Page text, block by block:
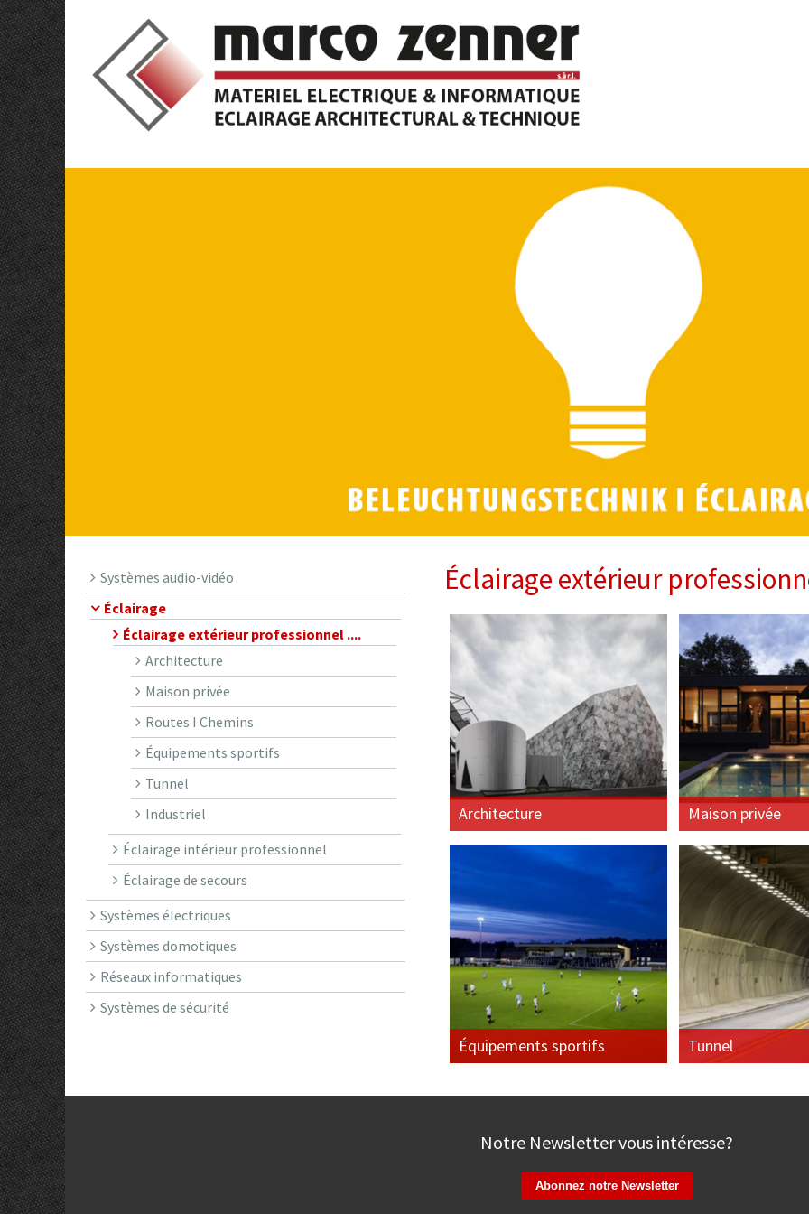
Systèmes audio-vidéo
Éclairage
Éclairage extérieur professionnel ....
Architecture
Maison privée
Routes I Chemins
Équipements sportifs
Tunnel
Industriel
Éclairage intérieur professionnel
Éclairage de secours
Systèmes électriques
Systèmes domotiques
Réseaux informatiques
Systèmes de sécurité
Éclairage extérieur
Architecture Maison privée
Équipements sportifs Tunnel
Notre Newsletter vous intéresse?